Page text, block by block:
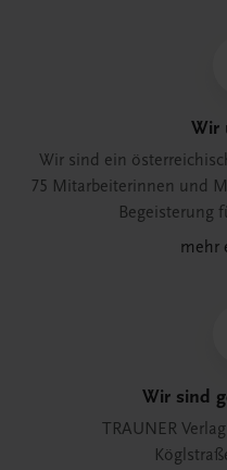
Wir
Wir sind ein
75 Mitarbeiterinnen und
Begeisterung
mehr
Wir sind
TRAUNER